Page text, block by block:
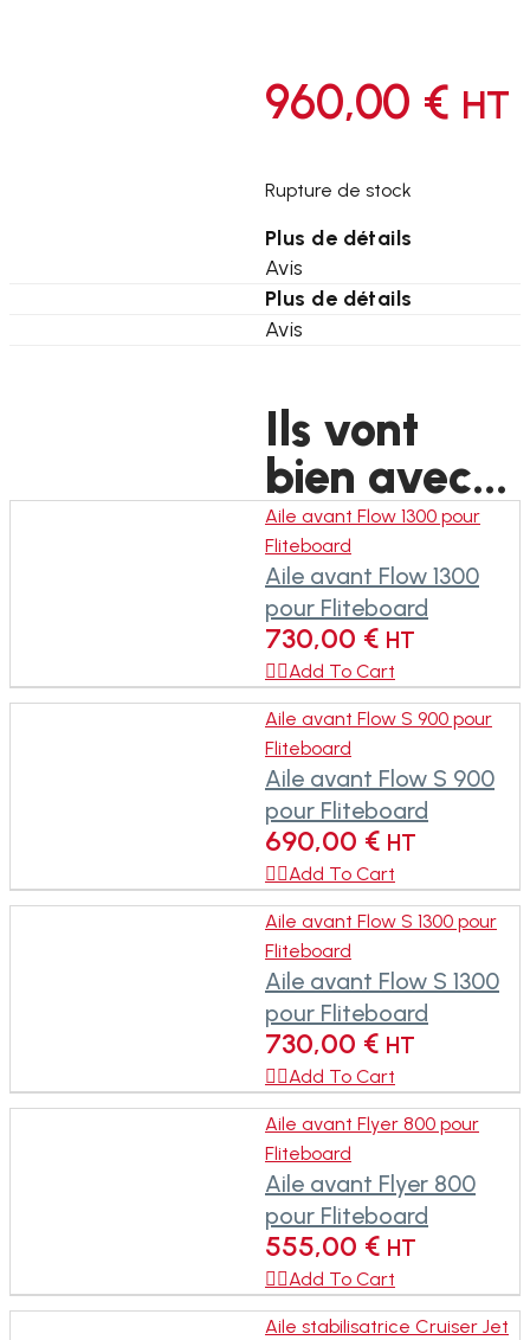
960,00 € HT
Rupture de stock
Plus de détails
Avis
Plus de détails
Avis
Ils vont
bien avec...
Aile avant Flow 1300 pour
Fliteboard
Aile avant Flow 1300
pour Fliteboard
730,00 € HT
Add To Cart
Aile avant Flow S 900 pour
Fliteboard
Aile avant Flow S 900
pour Fliteboard
690,00 € HT
Add To Cart
Aile avant Flow S 1300 pour
Fliteboard
Aile avant Flow S 1300
pour Fliteboard
730,00 € HT
Add To Cart
Aile avant Flyer 800 pour
Fliteboard
Aile avant Flyer 800
pour Fliteboard
555,00 € HT
Add To Cart
Aile stabilisatrice Cruiser Jet